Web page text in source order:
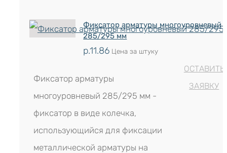
Фиксатор арматуры многоуровневый
285/295 мм
р.11.86 Цена за штуку
Фиксатор арматуры
многоуровневый 285/295 мм -
фиксатор в виде колечка,
использующийся для фиксации
металлической арматуры на
ОСТАВИТЬ
ЗАЯВКУ